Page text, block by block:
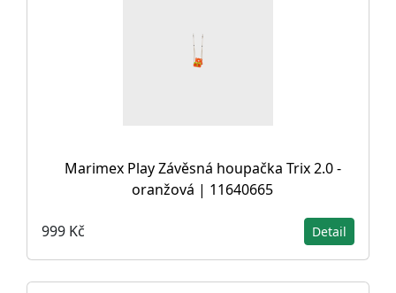
Marimex Play Závěsná houpačka Trix 2.0 -
oranžová | 11640665
999 Kč Detail